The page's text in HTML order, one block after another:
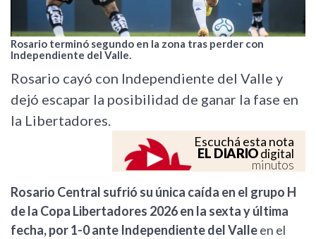
Rosario terminó segundo en la zona tras perder con
Independiente del Valle.
Rosario cayó con Independiente del Valle y
dejó escapar la posibilidad de ganar la fase en
la Libertadores.
Escuchá esta nota
EL DIARIOdigital
minutos
Rosario Central sufrió su única caída en el grupo H
de la Copa Libertadores 2026 en la sexta y última
fecha, por 1-0 ante Independiente del Valleen el